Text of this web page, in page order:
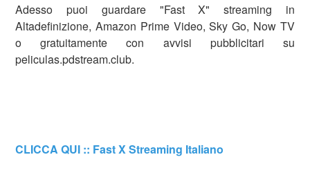
Adesso puoi guardare "Fast X" streaming in
Altadefinizione, Amazon Prime Video, Sky Go, Now TV
o gratuitamente con avvisi pubblicitari su
peliculas.pdstream.club.
CLICCA QUI :: Fast X Streaming Italiano